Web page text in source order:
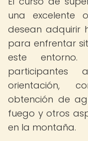
una excelente
desean adquirir
para enfrentar
este
participantes
orientación,
obtención de
fuego y otros
en la montaña.